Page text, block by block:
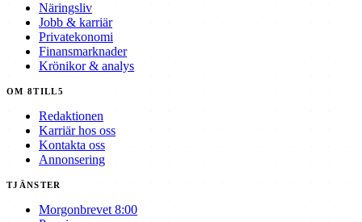
Näringsliv
Jobb & karriär
Privatekonomi
Finansmarknader
Krönikor & analys
OM 8TILL5
Redaktionen
Karriär hos oss
Kontakta oss
Annonsering
TJÄNSTER
Morgonbrevet 8:00